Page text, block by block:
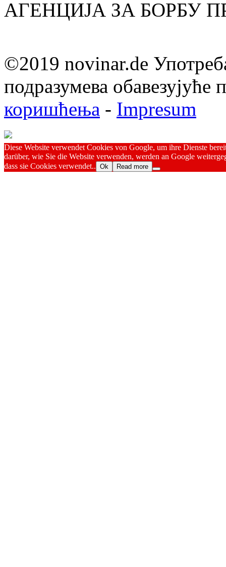
АГЕНЦИЈА ЗА БОРБУ
©2019 novinar.de
подразумева обавезујуће
коришћења - Impresum
Diese Website verwendet Cookies von Google, um ihre Dienste
darüber, wie Sie die Website verwenden, werden an Google
dass sie Cookies verwendet.. Ok Read more